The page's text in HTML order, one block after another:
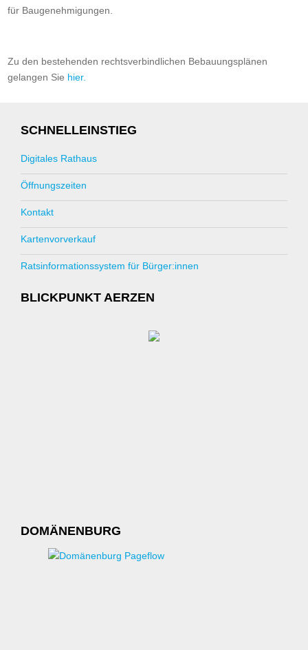
für Baugenehmigungen.
Zu den bestehenden rechtsverbindlichen Bebauungsplänen
gelangen Sie hier.
SCHNELLEINSTIEG
Digitales Rathaus
Öffnungszeiten
Kontakt
Kartenvorverkauf
Ratsinformationssystem für Bürger:innen
BLICKPUNKT AERZEN
DOMÄNENBURG